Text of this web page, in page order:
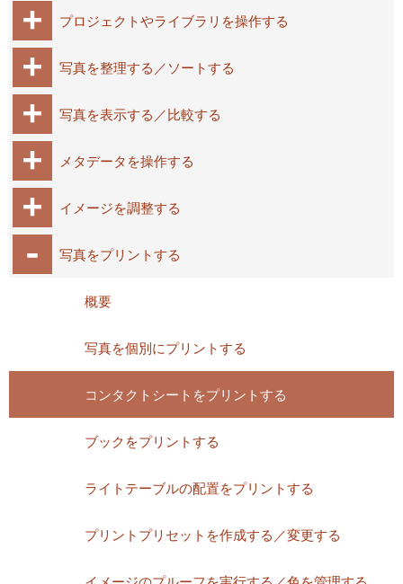
プロジェクトやライブラリを操作する
写真を整理する／ソートする
写真を表示する／比較する
メタデータを操作する
イメージを調整する
写真をプリントする
概要
写真を個別にプリントする
コンタクトシートをプリントする
ブックをプリントする
ライトテーブルの配置をプリントする
プリントプリセットを作成する／変更する